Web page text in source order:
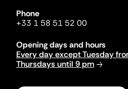
Phone
+33 1 58 51 52 00
Opening days and hours
Every day except Tuesday
Thursdays until 9 pm